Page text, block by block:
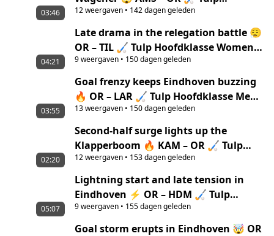
Hoofdklasse Men ‘25/’26 highlights
12weergaven• 142 dagen geleden
03:46
Late drama in the relegation battle 😮‍💨
OR – TIL 🏑 Tulp Hoofdklasse Women
‘25/’26 highlights
9weergaven• 150 dagen geleden
04:21
Goal frenzy keeps Eindhoven buzzing
🔥 OR – LAR 🏑 Tulp Hoofdklasse Men
‘25/’26 highlights
13weergaven• 150 dagen geleden
03:55
Second-half surge lights up the
Klapperboom 🔥 KAM – OR 🏑 Tulp
Hoofdklasse Women ‘25/’26 highlights
12weergaven• 153 dagen geleden
02:20
Lightning start and late tension in
Eindhoven ⚡ OR – HDM 🏑 Tulp
Hoofdklasse Women ‘25/’26 highlights
9weergaven• 155 dagen geleden
05:07
Goal storm erupts in Eindhoven 🤯 OR